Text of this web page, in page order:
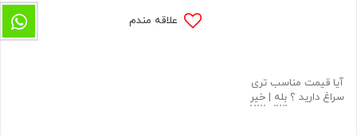
علاقه مندم
آیا قیمت مناسب تری
سراغ دارید ؟ بله | خیر